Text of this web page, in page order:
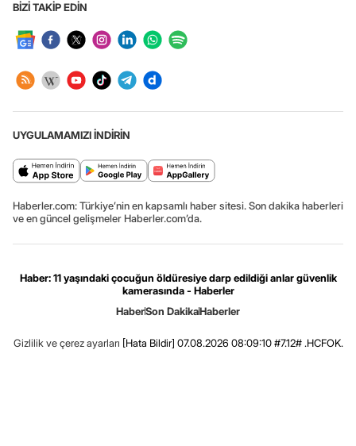
BİZİ TAKİP EDİN
UYGULAMAMIZI İNDİRİN
Haberler.com: Türkiye’nin en kapsamlı haber sitesi. Son dakika haberleri
ve en güncel gelişmeler Haberler.com’da.
Haber: 11 yaşındaki çocuğun öldüresiye darp edildiği anlar güvenlik
kamerasında - Haberler
HaberSon DakikaHaberler
Gizlilik ve çerez ayarları [Hata Bildir] 07.08.2026 08:09:10 #7.12# .HCFOK.